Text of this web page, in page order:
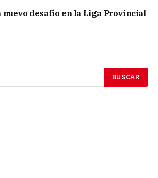
nuevo desafío en la Liga Provincial